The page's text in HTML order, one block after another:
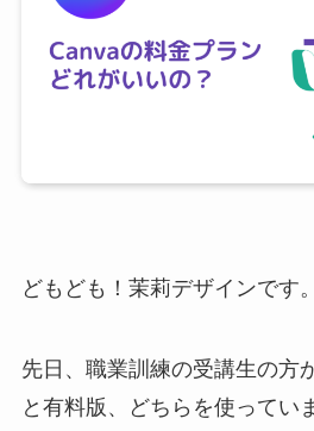
どもども！茉莉デザインです。
先日、職業訓練の受講生の方
と有料版、どちらを使ってい